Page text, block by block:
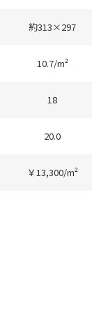
約313×297
10.7/m²
18
20.0
￥13,300/m²